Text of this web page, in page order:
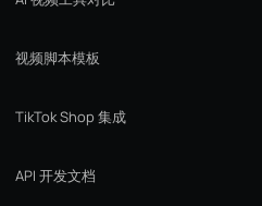
视频脚本模板
TikTok Shop 集成
API 开发文档